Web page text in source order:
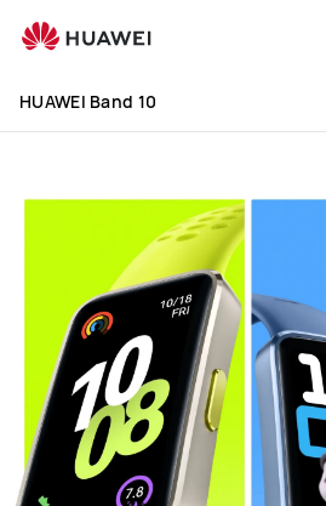
Band
HUAWEI Band 10